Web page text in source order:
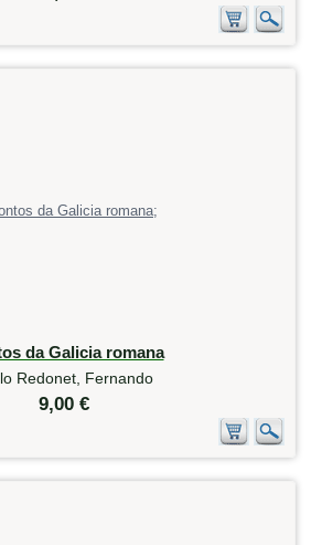
da Galicia romana
Redonet, Fernando
9,00 €